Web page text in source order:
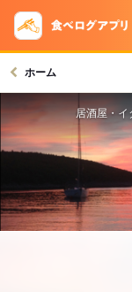
ホーム
居酒屋・イ